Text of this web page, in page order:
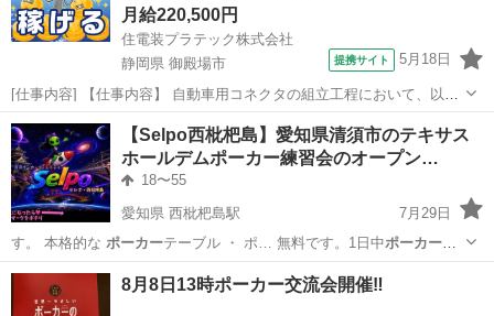
月給220,500円
住電装プラテック株式会社
静岡県 御殿場市
提携サイト 5月18日
[仕事内容] 【仕事内容】 自動車用コネクタの組立工程において、以下
業務をお願いいたします。 ■組立自動機の操作 ■生産段取り ■箱替え ■
材料供給及び補助作業 （業務の変更の範囲） 会社が定める範囲の業務
（勤務地の変...
静岡 御殿場市 工場
【Selpo西枇杷島】愛知県清須市のテキサス
ホールデムポーカー練習会のオープン…
18〜55
愛知県 西枇杷島駅
7月29日
す。 本格的な ポーカーテーブル ・ ポ… 無料です。1日中ポーカーの
練習ができます… 願いします ・ポーカー
タイマー は P… po セルポ
ポーカー
テキサスホー… ルデムポーカー
愛知 清須市 西枇杷島駅 ポーカー
8月8日13時ポーカー交流会開催‼️